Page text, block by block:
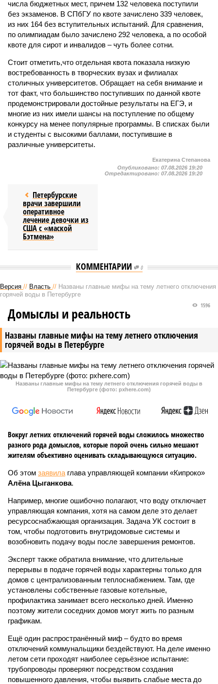
числа бюджетных мест, причем 132 человека поступили
без экзаменов. В СПбГУ по квоте зачислено 339 человек,
из них 164 без вступительных испытаний. Для сравнения,
по олимпиадам было зачислено 292 человека, а по особой
квоте для сирот и инвалидов – чуть более сотни.
Стоит отметить,что отдельная квота показала низкую
востребованность в творческих вузах и филиалах
столичных университетов. Обращает на себя внимание и
тот факт, что большинство поступивших по данной квоте
продемонстрировали достойные результаты на ЕГЭ, и
многие из них имели шансы на поступление по общему
конкурсу на менее популярные программы. В списках были
и студенты с высокими баллами, поступившие в
различные университеты.
Екатерина Степанова
Опубликовано: 07.08.2026 19:20
Отредактировано: 07.08.2026 19:20
Петербурские
врачи завершили
оперативное
лечение девочки из
США с «маской
Бэтмена»
КОММЕНТАРИИ 0
Версия // Власть // Названы главные мифы на тему летнего отключения
горячей воды в Петербурге
Названы главные мифы на тему летнего отключения
горячей воды в Петербурге
1596
Домыслы и реальность
Названы главные мифы на тему летнего отключения горячей воды в
Петербурге (фото: pxhere.com)
Вокруг летних отключений горячей воды сложилось множество
разного рода домыслов, которые порой очень сильно мешают
жителям объективно оценивать складывающуюся ситуацию.
Об этом заявила глава управляющей компании «Кипроко»
Алёна Цыганкова.
Например, многие ошибочно полагают, что воду отключает
управляющая компания, хотя на самом деле это делает
ресурсоснабжающая организация. Задача УК состоит в
том, чтобы подготовить внутридомовые системы и
возобновить подачу воды после завершения ремонтов.
Эксперт также обратила внимание, что длительные
перерывы в подаче горячей воды характерны только для
домов с централизованным теплоснабжением. Там, где
установлены собственные газовые котельные,
профилактика занимает всего несколько дней. Именно
поэтому жители соседних домов могут жить по разным
графикам.
Ещё один распространённый миф – будто во время
отключений коммунальщики бездействуют. На деле именно
летом сети проходят наиболее серьёзное испытание:
трубопроводы проверяют посредством создания
повышенного давления, чтобы выявить слабые места до